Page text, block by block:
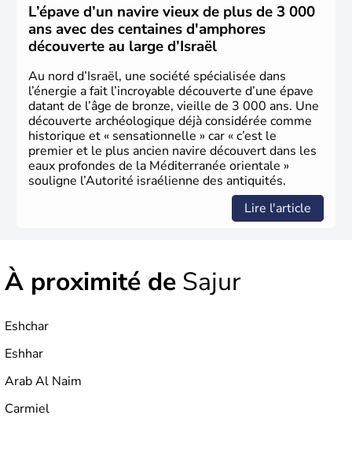
L’épave d’un navire vieux de plus de 3 000
ans avec des centaines d'amphores
découverte au large d’Israël
Au nord d’Israël, une société spécialisée dans
l’énergie a fait l’incroyable découverte d’une épave
datant de l’âge de bronze, vieille de 3 000 ans. Une
découverte archéologique déjà considérée comme
historique et « sensationnelle » car « c’est le
premier et le plus ancien navire découvert dans les
eaux profondes de la Méditerranée orientale »
souligne l’Autorité israélienne des antiquités.
Lire l'article
À proximité de Sajur
Eshchar
Eshhar
Arab Al Naim
Carmiel